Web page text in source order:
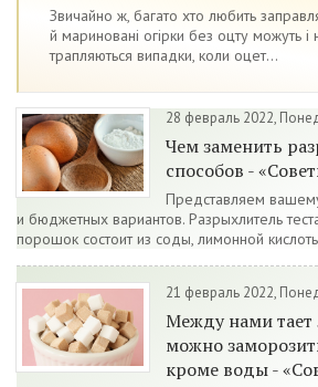
Звичайно ж, багато хто любить
й мариновані огірки без оцту можуть і
трапляються випадки, коли оцет...
28 февраль 2022,
Чем заменить
способов -
Представляем
и бюджетных вариантов. Разрыхлитель
порошок состоит из соды, лимонной
21 февраль 2022,
Между нами тает
можно
кроме воды -